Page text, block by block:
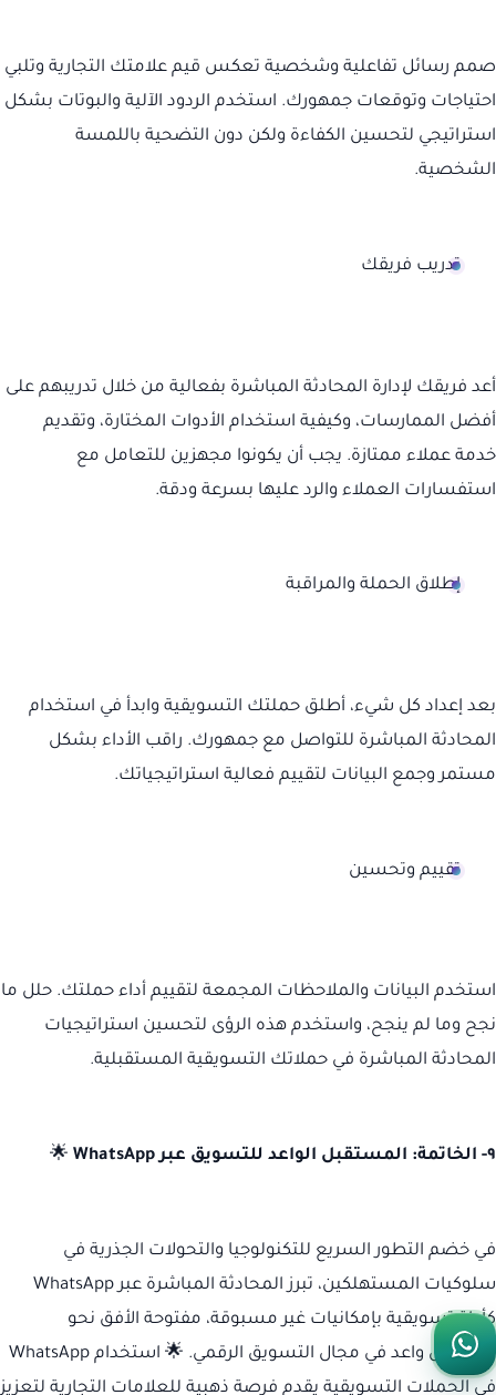
صمم رسائل تفاعلية وشخصية تعكس قيم علامتك التجارية وتلبي
احتياجات وتوقعات جمهورك. استخدم الردود الآلية والبوتات بشكل
استراتيجي لتحسين الكفاءة ولكن دون التضحية باللمسة
الشخصية.
تدريب فريقك
أعد فريقك لإدارة المحادثة المباشرة بفعالية من خلال تدريبهم على
أفضل الممارسات، وكيفية استخدام الأدوات المختارة، وتقديم
خدمة عملاء ممتازة. يجب أن يكونوا مجهزين للتعامل مع
استفسارات العملاء والرد عليها بسرعة ودقة.
إطلاق الحملة والمراقبة
بعد إعداد كل شيء، أطلق حملتك التسويقية وابدأ في استخدام
المحادثة المباشرة للتواصل مع جمهورك. راقب الأداء بشكل
مستمر وجمع البيانات لتقييم فعالية استراتيجياتك.
تقييم وتحسين
استخدم البيانات والملاحظات المجمعة لتقييم أداء حملتك. حلل ما
نجح وما لم ينجح، واستخدم هذه الرؤى لتحسين استراتيجيات
المحادثة المباشرة في حملاتك التسويقية المستقبلية.
٩- الخاتمة: المستقبل الواعد للتسويق عبر WhatsApp 🌟
في خضم التطور السريع للتكنولوجيا والتحولات الجذرية في
سلوكيات المستهلكين، تبرز المحادثة المباشرة عبر WhatsApp
كأداة تسويقية بإمكانيات غير مسبوقة، مفتوحة الأفق نحو
مستقبل واعد في مجال التسويق الرقمي. 🌟 استخدام WhatsApp
في الحملات التسويقية يقدم فرصة ذهبية للعلامات التجارية لتعزيز